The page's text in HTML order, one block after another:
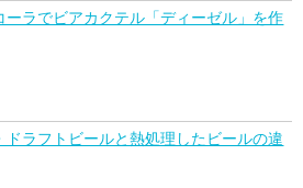
ーラでビアカクテル「ディーゼル」を作
ドラフトビールと熱処理したビールの違